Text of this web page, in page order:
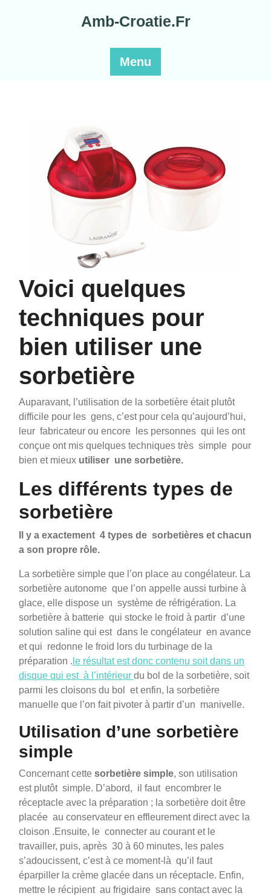
Amb-Croatie.Fr
Menu
Voici quelques
techniques pour
bien utiliser une
sorbetière
Auparavant, l’utilisation de la sorbetière était plutôt
difficile pour les gens, c’est pour cela qu’aujourd’hui,
leur fabricateur ou encore les personnes qui les ont
conçue ont mis quelques techniques très simple pour
bien et mieux utiliser une sorbetière.
Les différents types de
sorbetière
Il y a exactement 4 types de sorbetières et chacun
a son propre rôle.
La sorbetière simple que l’on place au congélateur. La
sorbetière autonome que l’on appelle aussi turbine à
glace, elle dispose un système de réfrigération. La
sorbetière à batterie qui stocke le froid à partir d’une
solution saline qui est dans le congélateur en avance
et qui redonne le froid lors du turbinage de la
préparation . le résultat est donc contenu soit dans un
disque qui est à l’intérieur du bol de la sorbetière, soit
parmi les cloisons du bol et enfin, la sorbetière
manuelle que l’on fait pivoter à partir d’un manivelle.
Utilisation d’une sorbetière
simple
Concernant cette sorbetière simple, son utilisation
est plutôt simple. D’abord, il faut encombrer le
réceptacle avec la préparation ; la sorbetière doit être
placée au conservateur en effleurement direct avec la
cloison .Ensuite, le connecter au courant et le
travailler, puis, après 30 à 60 minutes, les pales
s’adoucissent, c’est à ce moment-là qu’il faut
éparpiller la crème glacée dans un réceptacle. Enfin,
mettre le récipient au frigidaire sans contact avec la